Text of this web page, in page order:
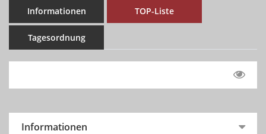
Informationen TOP-Liste
Tagesordnung
Informationen